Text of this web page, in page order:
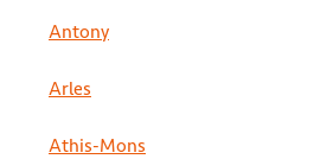
Antony
Arles
Athis-Mons